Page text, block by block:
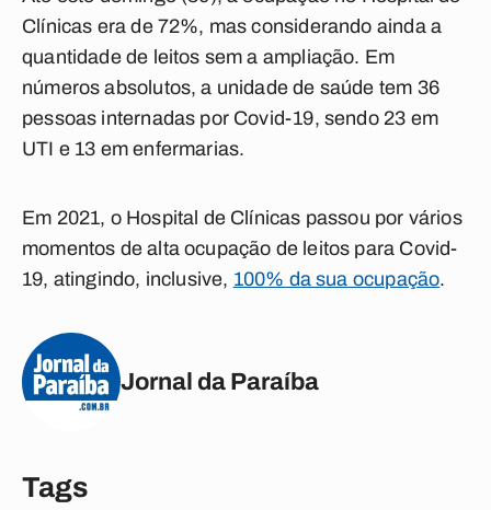
Clínicas era de 72%, mas considerando ainda a
quantidade de leitos sem a ampliação. Em
números absolutos, a unidade de saúde tem 36
pessoas internadas por Covid-19, sendo 23 em
UTI e 13 em enfermarias.
Em 2021, o Hospital de Clínicas passou por vários
momentos de alta ocupação de leitos para Covid-
19, atingindo, inclusive, 100% da sua ocupação.
Jornal da Paraíba
Tags